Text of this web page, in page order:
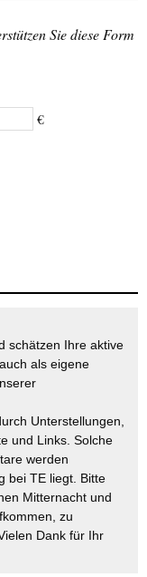
Sie diese Form
€
schätzen Ihre aktive
als eigene
Unterstellungen,
und Links. Solche
werden
bei TE liegt. Bitte
Mitternacht und
zu
Dank für Ihr